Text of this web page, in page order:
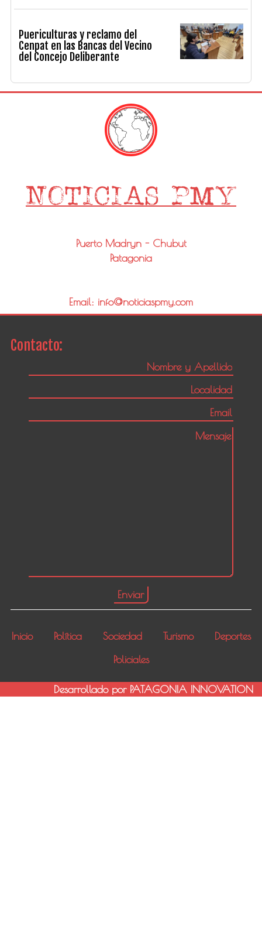
Puericulturas y reclamo del
Cenpat en las Bancas del Vecino
del Concejo Deliberante
Puerto Madryn - Chubut
Patagonia
Email: info@noticiaspmy.com
Contacto:
Inicio Política Sociedad Turismo
Deportes
Policiales
Desarrollado por PATAGONIA INNOVATION